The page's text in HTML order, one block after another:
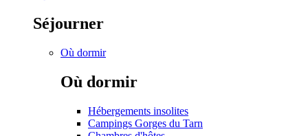
Séjourner
Où dormir
Où dormir
Hébergements insolites
Campings Gorges du Tarn